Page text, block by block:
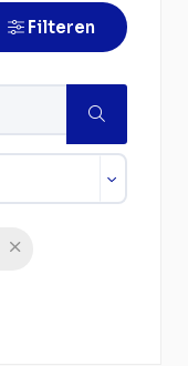
Filteren